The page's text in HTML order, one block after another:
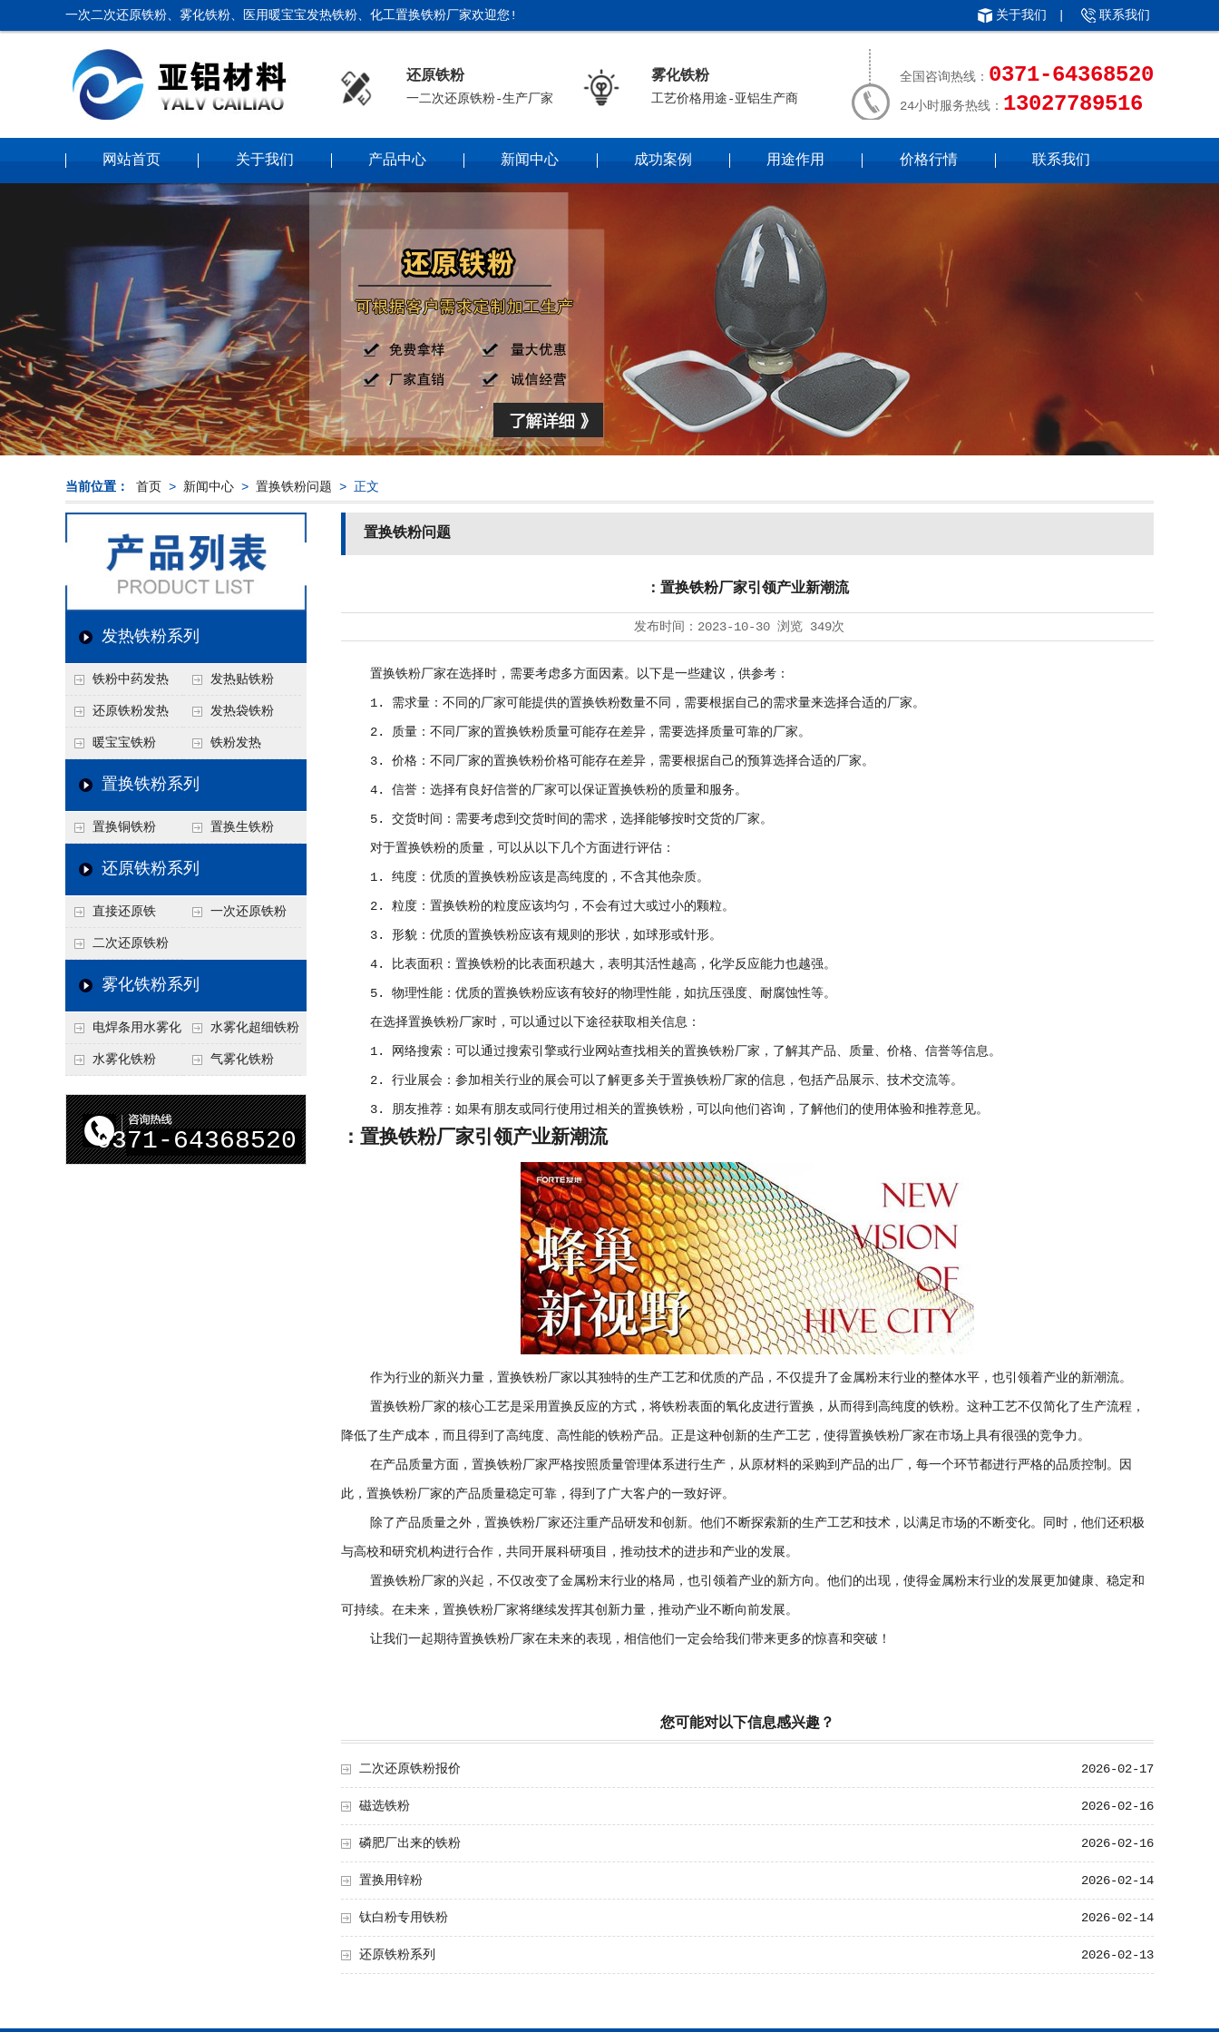
一次二次还原铁粉、雾化铁粉、医用暖宝宝发热铁粉、化工置换铁粉厂家欢迎您! 关于我们 联系我们
还原铁粉
一二次还原铁粉-生产厂家
雾化铁粉
工艺价格用途-亚铝生产商
全国咨询热线： 0371-64368520
24小时服务热线： 13027789516
网站首页 关于我们 产品中心 新闻中心 成功案例 用途作用 价格行情 联系我们
当前位置： 首页 > 新闻中心 > 置换铁粉问题 > 正文
发热铁粉系列
铁粉中药发热 发热贴铁粉
还原铁粉发热 发热袋铁粉
暖宝宝铁粉 铁粉发热
置换铁粉系列
置换铜铁粉 置换生铁粉
还原铁粉系列
直接还原铁 一次还原铁粉
二次还原铁粉
雾化铁粉系列
电焊条用水雾化
铁粉
水雾化超细铁粉
水雾化铁粉 气雾化铁粉
0371-64368520
置换铁粉问题
：置换铁粉厂家引领产业新潮流
发布时间： 2023-10-30 浏览 349次
置换铁粉厂家在选择时，需要考虑多方面因素。以下是一些建议，供参考：
1. 需求量：不同的厂家可能提供的置换铁粉数量不同，需要根据自己的需求量来选择合适的厂家。
2. 质量：不同厂家的置换铁粉质量可能存在差异，需要选择质量可靠的厂家。
3. 价格：不同厂家的置换铁粉价格可能存在差异，需要根据自己的预算选择合适的厂家。
4. 信誉：选择有良好信誉的厂家可以保证置换铁粉的质量和服务。
5. 交货时间：需要考虑到交货时间的需求，选择能够按时交货的厂家。
对于置换铁粉的质量，可以从以下几个方面进行评估：
1. 纯度：优质的置换铁粉应该是高纯度的，不含其他杂质。
2. 粒度：置换铁粉的粒度应该均匀，不会有过大或过小的颗粒。
3. 形貌：优质的置换铁粉应该有规则的形状，如球形或针形。
4. 比表面积：置换铁粉的比表面积越大，表明其活性越高，化学反应能力也越强。
5. 物理性能：优质的置换铁粉应该有较好的物理性能，如抗压强度、耐腐蚀性等。
在选择置换铁粉厂家时，可以通过以下途径获取相关信息：
1. 网络搜索：可以通过搜索引擎或行业网站查找相关的置换铁粉厂家，了解其产品、质量、价格、信誉等信息。
2. 行业展会：参加相关行业的展会可以了解更多关于置换铁粉厂家的信息，包括产品展示、技术交流等。
3. 朋友推荐：如果有朋友或同行使用过相关的置换铁粉，可以向他们咨询，了解他们的使用体验和推荐意见。
：置换铁粉厂家引领产业新潮流
作为行业的新兴力量，置换铁粉厂家以其独特的生产工艺和优质的产品，不仅提升了金属粉末行业的整体水平，也引领着产业的新潮流。
置换铁粉厂家的核心工艺是采用置换反应的方式，将铁粉表面的氧化皮进行置换，从而得到高纯度的铁粉。这种工艺不仅简化了生产流程，
降低了生产成本，而且得到了高纯度、高性能的铁粉产品。正是这种创新的生产工艺，使得置换铁粉厂家在市场上具有很强的竞争力。
在产品质量方面，置换铁粉厂家严格按照质量管理体系进行生产，从原材料的采购到产品的出厂，每一个环节都进行严格的品质控制。因
此，置换铁粉厂家的产品质量稳定可靠，得到了广大客户的一致好评。
除了产品质量之外，置换铁粉厂家还注重产品研发和创新。他们不断探索新的生产工艺和技术，以满足市场的不断变化。同时，他们还积极
与高校和研究机构进行合作，共同开展科研项目，推动技术的进步和产业的发展。
置换铁粉厂家的兴起，不仅改变了金属粉末行业的格局，也引领着产业的新方向。他们的出现，使得金属粉末行业的发展更加健康、稳定和
可持续。在未来，置换铁粉厂家将继续发挥其创新力量，推动产业不断向前发展。
让我们一起期待置换铁粉厂家在未来的表现，相信他们一定会给我们带来更多的惊喜和突破！
您可能对以下信息感兴趣？
2026-02-17
二次还原铁粉报价
2026-02-16
磁选铁粉
2026-02-16
磷肥厂出来的铁粉
2026-02-14
置换用锌粉
2026-02-14
钛白粉专用铁粉
2026-02-13
还原铁粉系列